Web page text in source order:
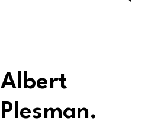
Albert
Plesman.